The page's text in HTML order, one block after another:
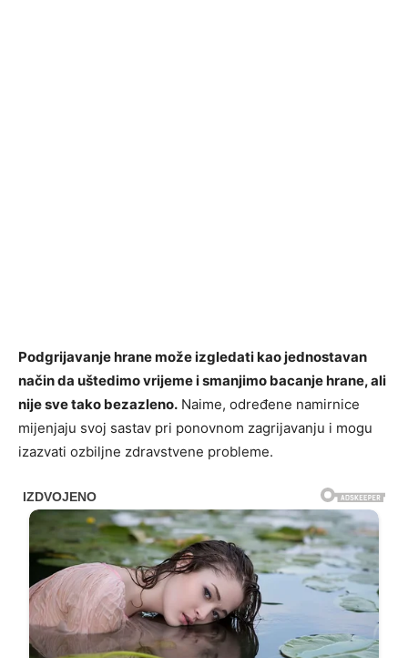
Podgrijavanje hrane može izgledati kao jednostavan
način da uštedimo vrijeme i smanjimo bacanje hrane, ali
nije sve tako bezazleno. Naime, određene namirnice
mijenjaju svoj sastav pri ponovnom zagrijavanju i mogu
izazvati ozbiljne zdravstvene probleme.